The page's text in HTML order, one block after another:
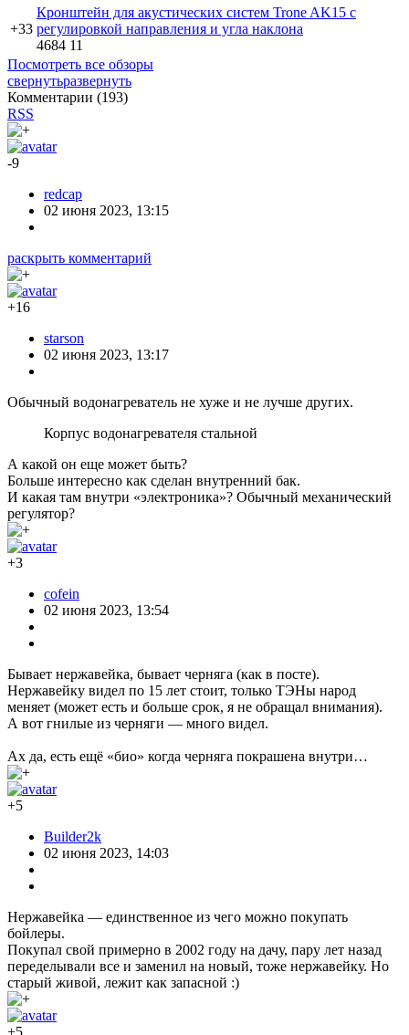
+33
Кронштейн для акустических систем Trone AK15 с
регулировкой направления и угла наклона
4684 11
Посмотреть все обзоры
свернутьразвернуть
Комментарии (193)
RSS
-9
redcap
02 июня 2023, 13:15
раскрыть комментарий
+16
starson
02 июня 2023, 13:17
Обычный водонагреватель не хуже и не лучше других.
Корпус водонагревателя стальной
А какой он еще может быть?
Больше интересно как сделан внутренний бак.
И какая там внутри «электроника»? Обычный механический
регулятор?
+3
cofein
02 июня 2023, 13:54
Бывает нержавейка, бывает черняга (как в посте).
Нержавейку видел по 15 лет стоит, только ТЭНы народ
меняет (может есть и больше срок, я не обращал внимания).
А вот гнилые из черняги — много видел.
Ах да, есть ещё «био» когда черняга покрашена внутри…
+5
Builder2k
02 июня 2023, 14:03
Нержавейка — единственное из чего можно покупать
бойлеры.
Покупал свой примерно в 2002 году на дачу, пару лет назад
переделывали все и заменил на новый, тоже нержавейку. Но
старый живой, лежит как запасной :)